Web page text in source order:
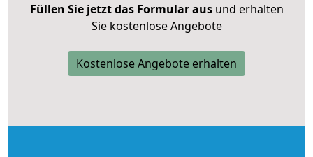
Füllen Sie jetzt das Formular ausund erhalten
Sie kostenlose Angebote
Kostenlose Angebote erhalten